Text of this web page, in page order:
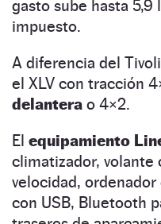
gasto sube hasta
impuesto.
A diferencia del
el XLV con tracción
delantera o 4×2.
El equipamiento
climatizador, volante
velocidad,
con USB, Bluetooth